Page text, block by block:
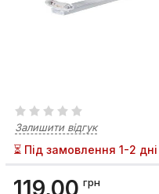
Залишити відгук
⏳ Під замовлення 1-2 дні
119,00 грн